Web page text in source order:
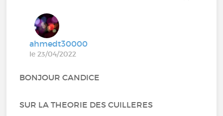
ahmedt30000
le 23/04/2022
BONJOUR CANDICE
SUR LA THEORIE DES CUILLERES